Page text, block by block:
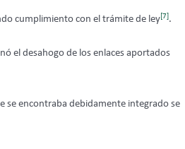
cumplimiento con el trámite de ley [7] .
el desahogo de los enlaces aportados
se encontraba debidamente integrado se